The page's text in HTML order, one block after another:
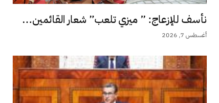
نأسف للإزعاج: ” ميزي تلعب” شعار القائمين...
أغسطس 7, 2026